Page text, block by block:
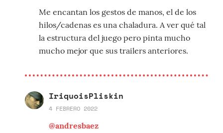
Me encantan los gestos de manos, el de los
hilos/cadenas es una chaladura. A ver qué tal
la estructura del juego pero pinta mucho
mucho mejor que sus trailers anteriores.
IriquoisPliskin
4 FEBRERO 2022
@andresbaez